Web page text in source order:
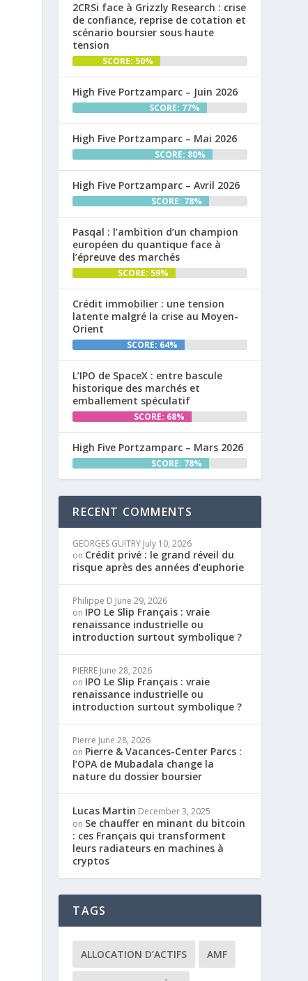
2CRSi face à Grizzly Research : crise
de confiance, reprise de cotation et
scénario boursier sous haute
tension
SCORE: 50%
High Five Portzamparc – Juin 2026
SCORE: 77%
High Five Portzamparc – Mai 2026
SCORE: 80%
High Five Portzamparc – Avril 2026
SCORE: 78%
Pasqal : l’ambition d’un champion
européen du quantique face à
l’épreuve des marchés
SCORE: 59%
Crédit immobilier : une tension
latente malgré la crise au Moyen-
Orient
SCORE: 64%
L’IPO de SpaceX : entre bascule
historique des marchés et
emballement spéculatif
SCORE: 68%
High Five Portzamparc – Mars 2026
SCORE: 78%
RECENT COMMENTS
GEORGES GUITRY July 10, 2026
on Crédit privé : le grand réveil du
risque après des années d’euphorie
Philippe D June 29, 2026
on IPO Le Slip Français : vraie
renaissance industrielle ou
introduction surtout symbolique ?
PIERRE June 28, 2026
on IPO Le Slip Français : vraie
renaissance industrielle ou
introduction surtout symbolique ?
Pierre June 28, 2026
on Pierre & Vacances-Center Parcs :
l’OPA de Mubadala change la
nature du dossier boursier
Lucas Martin December 3, 2025
on Se chauffer en minant du bitcoin
: ces Français qui transforment
leurs radiateurs en machines à
cryptos
TAGS
ALLOCATION D’ACTIFS AMF